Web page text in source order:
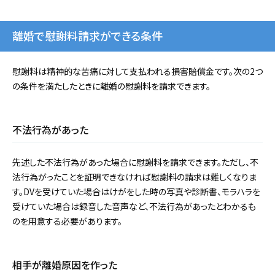
離婚で慰謝料請求ができる条件
慰謝料は精神的な苦痛に対して支払われる損害賠償金です。次の2つ
の条件を満たしたときに離婚の慰謝料を請求できます。
不法行為があった
先述した不法行為があった場合に慰謝料を請求できます。ただし、不
法行為がったことを証明できなければ慰謝料の請求は難しくなりま
す。DVを受けていた場合はけがをした時の写真や診断書、モラハラを
受けていた場合は録音した音声など、不法行為があったとわかるも
のを用意する必要があります。
相手が離婚原因を作った